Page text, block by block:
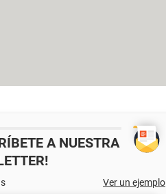
A NUESTRA
Ver un ejemplo